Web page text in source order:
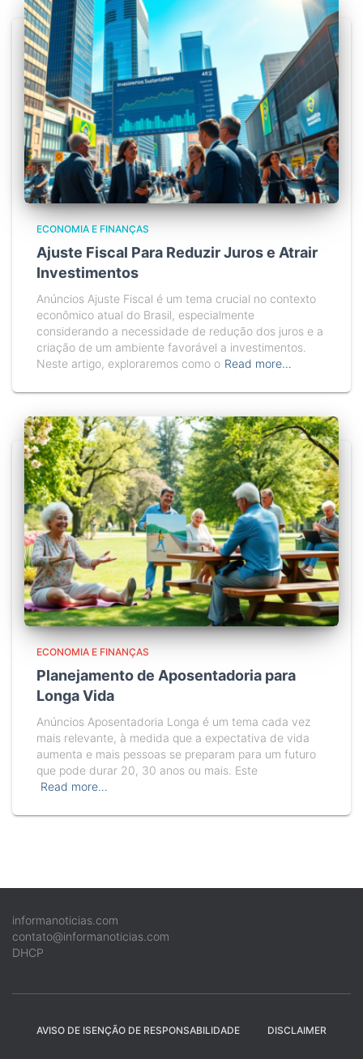
ECONOMIA E FINANÇAS
Ajuste Fiscal Para Reduzir Juros e Atrair
Investimentos
Anúncios Ajuste Fiscal é um tema crucial no contexto
econômico atual do Brasil, especialmente
considerando a necessidade de redução dos juros e a
criação de um ambiente favorável a investimentos.
Neste artigo, exploraremos como o Read more…
ECONOMIA E FINANÇAS
Planejamento de Aposentadoria para
Longa Vida
Anúncios Aposentadoria Longa é um tema cada vez
mais relevante, à medida que a expectativa de vida
aumenta e mais pessoas se preparam para um futuro
que pode durar 20, 30 anos ou mais. Este
Read more…
informanoticias.com
contato@informanoticias.com
DHCP
AVISO DE ISENÇÃO DE RESPONSABILIDADE DISCLAIMER